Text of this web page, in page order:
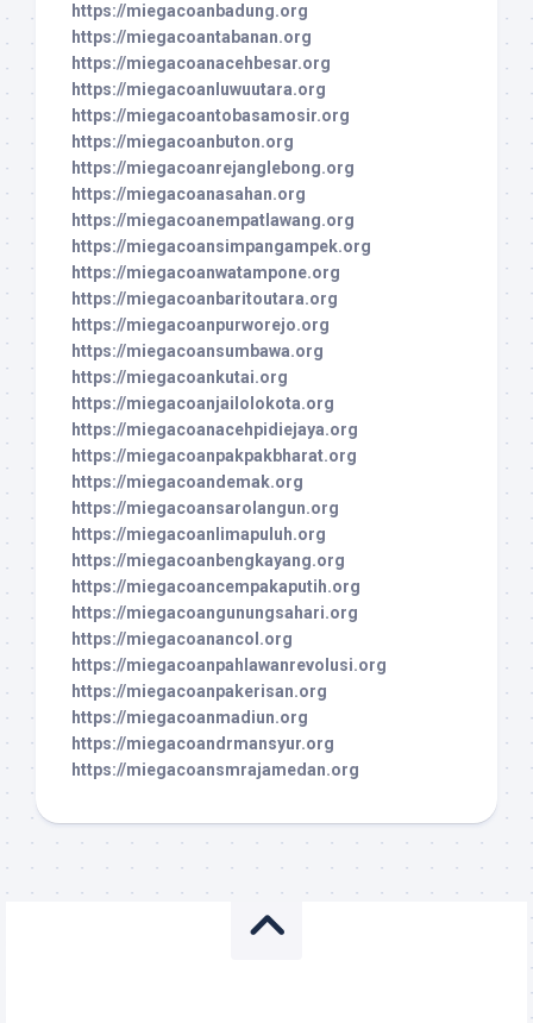
https://miegacoanbadung.org
https://miegacoantabanan.org
https://miegacoanacehbesar.org
https://miegacoanluwuutara.org
https://miegacoantobasamosir.org
https://miegacoanbuton.org
https://miegacoanrejanglebong.org
https://miegacoanasahan.org
https://miegacoanempatlawang.org
https://miegacoansimpangampek.org
https://miegacoanwatampone.org
https://miegacoanbaritoutara.org
https://miegacoanpurworejo.org
https://miegacoansumbawa.org
https://miegacoankutai.org
https://miegacoanjailolokota.org
https://miegacoanacehpidiejaya.org
https://miegacoanpakpakbharat.org
https://miegacoandemak.org
https://miegacoansarolangun.org
https://miegacoanlimapuluh.org
https://miegacoanbengkayang.org
https://miegacoancempakaputih.org
https://miegacoangunungsahari.org
https://miegacoanancol.org
https://miegacoanpahlawanrevolusi.org
https://miegacoanpakerisan.org
https://miegacoanmadiun.org
https://miegacoandrmansyur.org
https://miegacoansmrajamedan.org